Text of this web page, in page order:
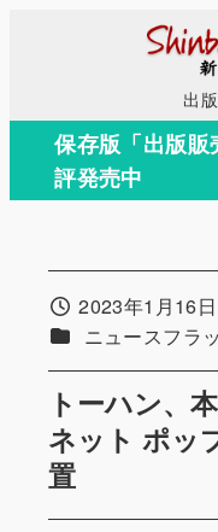
コ
テ
出
保存版「出版
評発売中
トーハン、
ネット ポッ
置
投稿日2023年1月16日
カテゴリー
ニュースフラ